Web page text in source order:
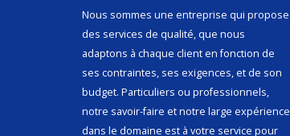
Nous sommes une entreprise qui propose
des services de qualité, que nous
adaptons à chaque client en fonction de
ses contraintes, ses exigences, et de son
budget. Particuliers ou professionnels,
notre savoir-faire et notre large expérience
dans le domaine est à votre service pour